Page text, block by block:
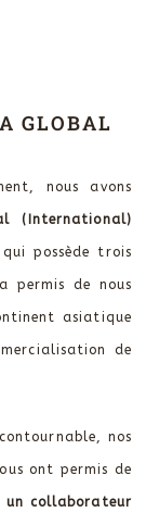
GLOBAL
nous avons
(International)
possède trois
permis de nous
asiatique
de
nos
ont permis de
un collaborateur